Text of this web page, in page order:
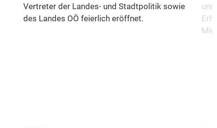
Vertreter der Landes- und Stadtpolitik sowie
des Landes OÖ feierlich eröffnet.